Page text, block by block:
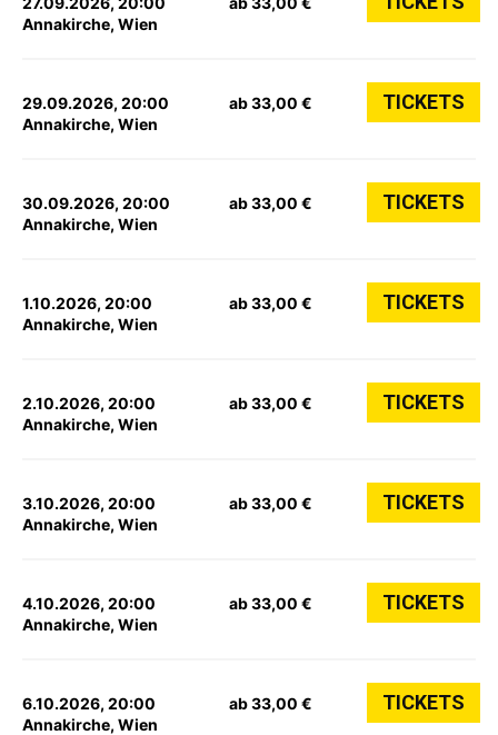
Annakirche, Wien
29.09.2026, 20:00
Annakirche, Wien
ab 33,00 € TICKETS
30.09.2026, 20:00
Annakirche, Wien
ab 33,00 € TICKETS
1.10.2026, 20:00
Annakirche, Wien
ab 33,00 € TICKETS
2.10.2026, 20:00
Annakirche, Wien
ab 33,00 € TICKETS
3.10.2026, 20:00
Annakirche, Wien
ab 33,00 € TICKETS
4.10.2026, 20:00
Annakirche, Wien
ab 33,00 € TICKETS
6.10.2026, 20:00
Annakirche, Wien
ab 33,00 € TICKETS